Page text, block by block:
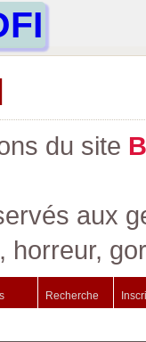
du site B
aux
horreur,
Recherche